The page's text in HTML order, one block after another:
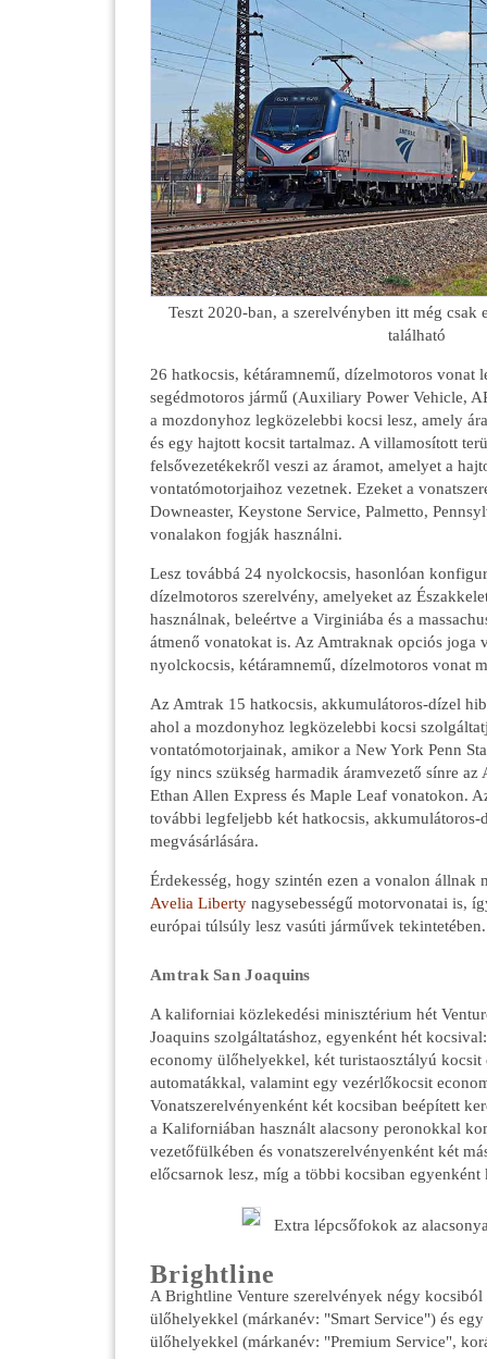
Teszt 2020-ban, a szerelvényben itt még csak
található
26 hatkocsis, kétáramnemű, dízelmotoros vonat
segédmotoros jármű (Auxiliary Power Vehicle,
a mozdonyhoz legközelebbi kocsi lesz, amely
és egy hajtott kocsit tartalmaz. A villamosított
felsővezetékekről veszi az áramot, amelyet a
vontatómotorjaihoz vezetnek. Ezeket a
Downeaster, Keystone Service, Palmetto,
vonalakon fogják használni.
Lesz továbbá 24 nyolckocsis, hasonlóan
dízelmotoros szerelvény, amelyeket az
használnak, beleértve a Virginiába és a
átmenő vonatokat is. Az Amtraknak opciós joga
nyolckocsis, kétáramnemű, dízelmotoros vonat
Az Amtrak 15 hatkocsis, akkumulátoros-dízel
ahol a mozdonyhoz legközelebbi kocsi
vontatómotorjainak, amikor a New York Penn
így nincs szükség harmadik áramvezető sínre
Ethan Allen Express és Maple Leaf vonatokon.
további legfeljebb két hatkocsis,
megvásárlására.
Érdekesség, hogy szintén ezen a vonalon állnak
Avelia Liberty nagysebességű motorvonatai is,
európai túlsúly lesz vasúti járművek tekintetében.
Amtrak San Joaquins
A kaliforniai közlekedési minisztérium hét
Joaquins szolgáltatáshoz, egyenként hét
economy ülőhelyekkel, két turistaosztályú
automatákkal, valamint egy vezérlőkocsit
Vonatszerelvényenként két kocsiban beépített
a Kaliforniában használt alacsony peronokkal
vezetőfülkében és vonatszerelvényenként két
előcsarnok lesz, míg a többi kocsiban egyenként
Extra lépcsőfokok az
Brightline
A Brightline Venture szerelvények négy
ülőhelyekkel (márkanév: "Smart Service") és egy
ülőhelyekkel (márkanév: "Premium Service",